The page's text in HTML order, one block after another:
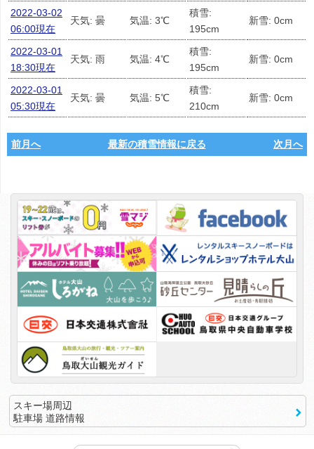
2022-03-02
06:00現在
天気: 曇 気温: 3℃
積雪:
195cm
新雪: 0cm
2022-03-01
18:30現在
天気: 雨 気温: 4℃
積雪:
195cm
新雪: 0cm
2022-03-01
05:30現在
天気: 曇 気温: 5℃
積雪:
210cm
新雪: 0cm
前月へ 最新の積雪情報に戻る 次月へ
スキー場周辺
駐車場 道路情報